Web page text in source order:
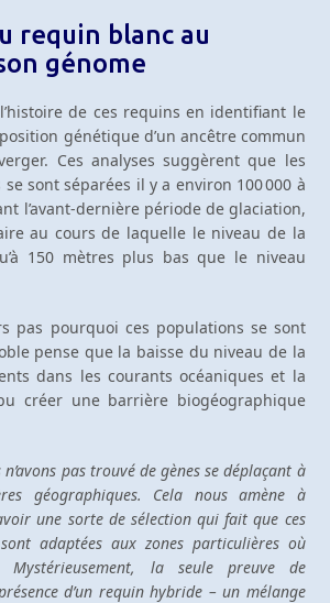
requin blanc au
génome
l’histoire de ces requins en identifiant le
génétique d’un ancêtre commun
Ces analyses suggèrent que les
sont séparées il y a environ 100 000 à
l’avant-dernière période de glaciation,
au cours de laquelle le niveau de la
150 mètres plus bas que le niveau
pas pourquoi ces populations se sont
pense que la baisse du niveau de la
dans les courants océaniques et la
créer une barrière biogéographique
n’avons pas trouvé de gènes se déplaçant à
géographiques. Cela nous amène à
une sorte de sélection qui fait que ces
adaptées aux zones particulières où
la seule preuve de
d’un requin hybride – un mélange